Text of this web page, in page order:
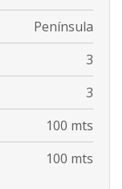
Península
3
3
100 mts
100 mts